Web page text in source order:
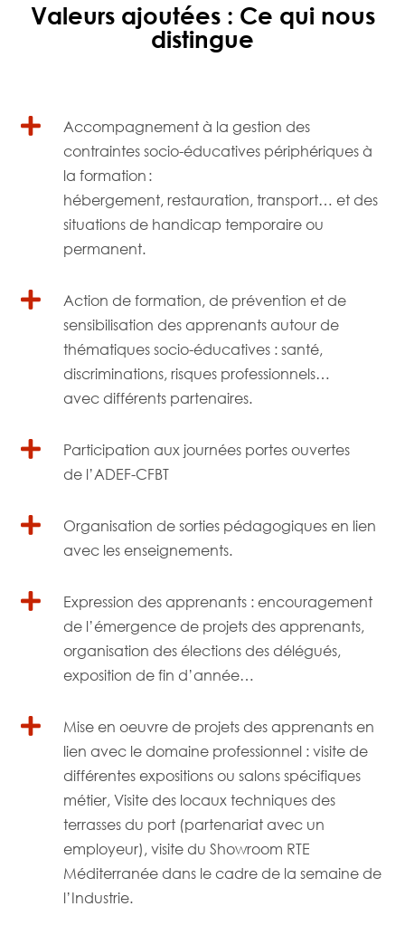
Valeurs ajoutées : Ce qui nous
distingue

Accompagnement à la gestion des
contraintes socio-éducatives périphériques à
la formation :
hébergement, restauration, transport… et des
situations de handicap temporaire ou
permanent.

Action de formation, de prévention et de
sensibilisation des apprenants autour de
thématiques socio-éducatives : santé,
discriminations, risques professionnels…
avec différents partenaires.

Participation aux journées portes ouvertes
de l’ADEF-CFBT

Organisation de sorties pédagogiques en lien
avec les enseignements.

Expression des apprenants : encouragement
de l’émergence de projets des apprenants,
organisation des élections des délégués,
exposition de fin d’année…

Mise en oeuvre de projets des apprenants en
lien avec le domaine professionnel : visite de
différentes expositions ou salons spécifiques
métier, Visite des locaux techniques des
terrasses du port (partenariat avec un
employeur), visite du Showroom RTE
Méditerranée dans le cadre de la semaine de
l’Industrie.